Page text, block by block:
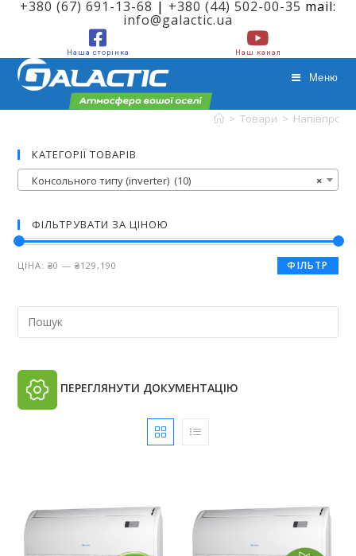
+380 (67) 691-13-68 | +380 (44) 502-00-35 mail:
info@galactic.ua
Наша сторінка Наш канал
Меню
Консольного типу (inverter) > Товари >
КАТЕГОРІЇ ТОВАРІВ
×
Консольного типу (inverter) (10)
ФІЛЬТРУВАТИ ЗА ЦІНОЮ
ФІЛЬТР
ЦІНА:₴0 —₴129,190
ПЕРЕГЛЯНУТИ ДОКУМЕНТАЦІЮ